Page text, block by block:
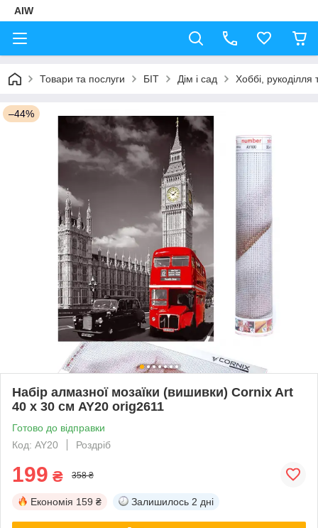
AIW
Товари та послуги БІТ Дім і сад Хоббі, рукоділля
–44%
Набір алмазної мозаїки (вишивки) Cornix Art
40 x 30 см AY20 orig2611
Готово до відправки
Код: AY20
Роздріб
199 ₴ 358 ₴
Економія 159 ₴ Залишилось 2 дні